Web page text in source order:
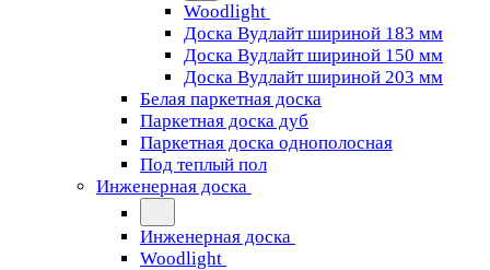
Woodlight
Доска Вудлайт шириной 183 мм
Доска Вудлайт шириной 150 мм
Доска Вудлайт шириной 203 мм
Белая паркетная доска
Паркетная доска дуб
Паркетная доска однополосная
Под теплый пол
Инженерная доска
Инженерная доска
Woodlight